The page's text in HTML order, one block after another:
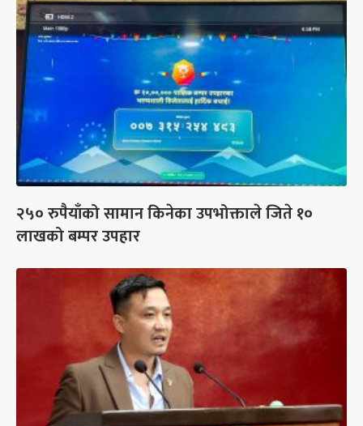
२५० रुपैयाँको सामान किनेका उपभोक्ताले जिते १०
लाखको बम्पर उपहार